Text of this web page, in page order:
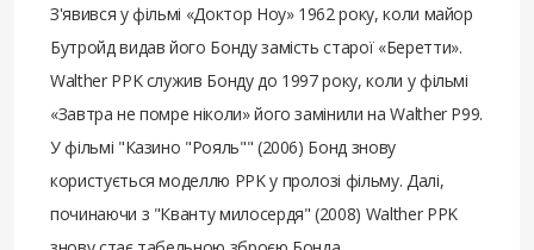
З'явився у фільмі «Доктор Ноу» 1962 року, коли майор
Бутройд видав його Бонду замість старої «Беретти».
Walther PPK служив Бонду до 1997 року, коли у фільмі
«Завтра не помре ніколи» його замінили на Walther P99.
У фільмі "Казино "Рояль"" (2006) Бонд знову
користується моделлю PPK у пролозі фільму. Далі,
починаючи з "Кванту милосердя" (2008) Walther PPK